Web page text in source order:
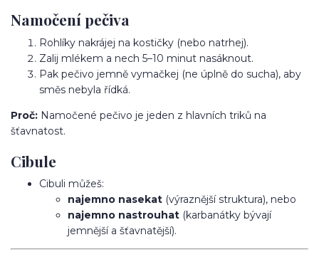
Namočení pečiva
Rohlíky nakrájej na kostičky (nebo natrhej).
Zalij mlékem a nech 5–10 minut nasáknout.
Pak pečivo jemně vymačkej (ne úplně do sucha), aby
směs nebyla řídká.
Proč: Namočené pečivo je jeden z hlavních triků na
šťavnatost.
Cibule
Cibuli můžeš:
najemno nasekat (výraznější struktura), nebo
najemno nastrouhat (karbanátky bývají
jemnější a šťavnatější).